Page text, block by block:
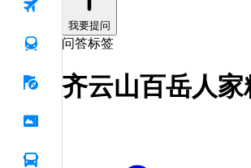
我要提问
问答标签
齐云山百岳人